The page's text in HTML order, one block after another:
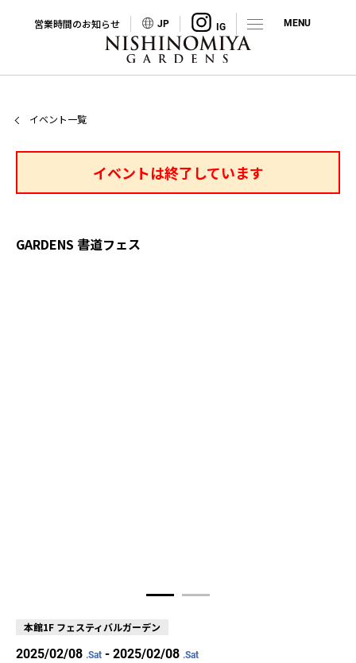
営業時間のお知らせ JP
イベント一覧
イベントは終了しています
GARDENS 書道フェス
本館1F フェスティバルガーデン
2025/02/08 .Sat - 2025/02/08 .Sat